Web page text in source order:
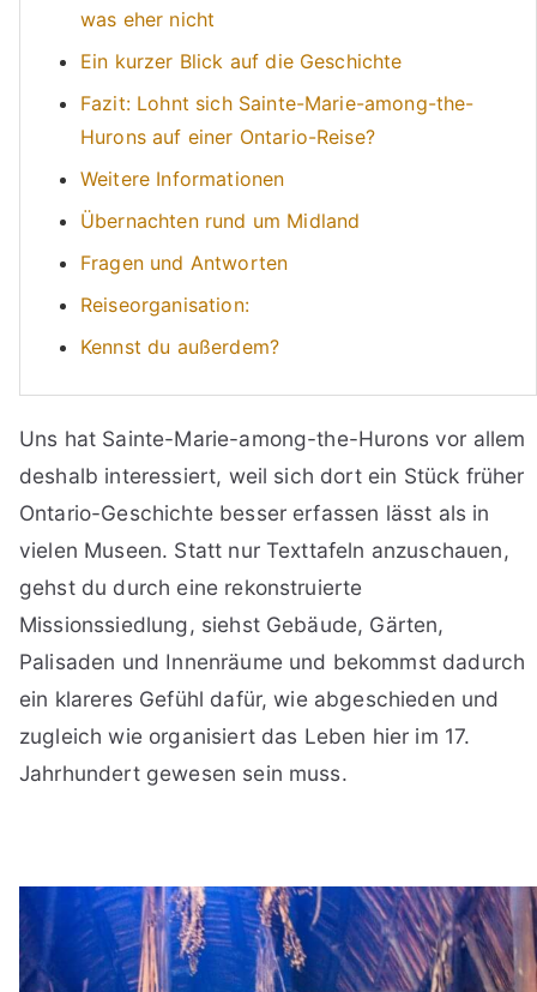
was eher nicht
Ein kurzer Blick auf die Geschichte
Fazit: Lohnt sich Sainte-Marie-among-the-
Hurons auf einer Ontario-Reise?
Weitere Informationen
Übernachten rund um Midland
Fragen und Antworten
Reiseorganisation:
Kennst du außerdem?
Uns hat Sainte-Marie-among-the-Hurons vor allem
deshalb interessiert, weil sich dort ein Stück früher
Ontario-Geschichte besser erfassen lässt als in
vielen Museen. Statt nur Texttafeln anzuschauen,
gehst du durch eine rekonstruierte
Missionssiedlung, siehst Gebäude, Gärten,
Palisaden und Innenräume und bekommst dadurch
ein klareres Gefühl dafür, wie abgeschieden und
zugleich wie organisiert das Leben hier im 17.
Jahrhundert gewesen sein muss.